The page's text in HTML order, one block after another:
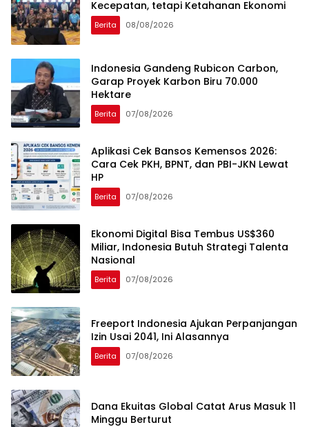
Kecepatan, tetapi Ketahanan Ekonomi
Berita 08/08/2026
Indonesia Gandeng Rubicon Carbon,
Garap Proyek Karbon Biru 70.000
Hektare
Berita 07/08/2026
Aplikasi Cek Bansos Kemensos 2026:
Cara Cek PKH, BPNT, dan PBI-JKN Lewat
HP
Berita 07/08/2026
Ekonomi Digital Bisa Tembus US$360
Miliar, Indonesia Butuh Strategi Talenta
Nasional
Berita 07/08/2026
Freeport Indonesia Ajukan Perpanjangan
Izin Usai 2041, Ini Alasannya
Berita 07/08/2026
Dana Ekuitas Global Catat Arus Masuk 11
Minggu Berturut